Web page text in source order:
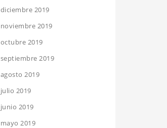
diciembre 2019
noviembre 2019
octubre 2019
septiembre 2019
agosto 2019
julio 2019
junio 2019
mayo 2019